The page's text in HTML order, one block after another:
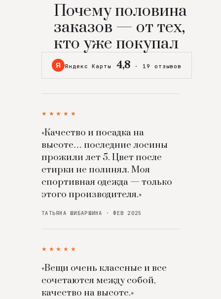
Почему половина
заказов — от тех,
кто уже покупал
Я Яндекс Карты 4,8 · 19 отзывов
★★★★★
«Качество и посадка на
высоте… последние лосины
прожили лет 5. Цвет после
стирки не полинял. Моя
спортивная одежда — только
этого производителя.»
ТАТЬЯНА ШИБАРШИНА · ФЕВ 2025
★★★★★
«Вещи очень классные и все
сочетаются между собой,
качество на высоте.»